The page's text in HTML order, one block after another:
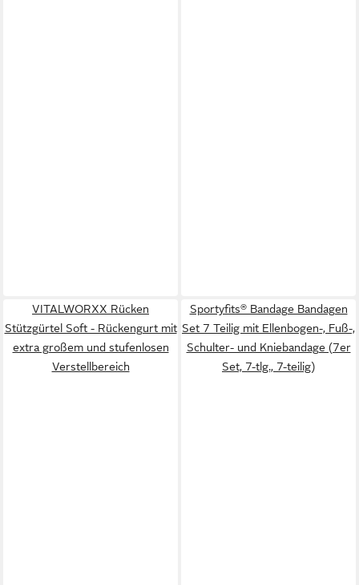
VITALWORXX Rücken
Stützgürtel Soft - Rückengurt mit
extra großem und stufenlosen
Verstellbereich
Sportyfits® Bandage Bandagen
Set 7 Teilig mit Ellenbogen-, Fuß-,
Schulter- und Kniebandage (7er
Set, 7-tlg., 7-teilig)